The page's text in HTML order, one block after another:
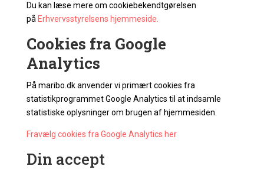
Du kan læse mere om cookiebekendtgørelsen
på Erhvervsstyrelsens hjemmeside.
Cookies fra Google
Analytics
På maribo.dk anvender vi primært cookies fra
statistikprogrammet Google Analytics til at indsamle
statistiske oplysninger om brugen af hjemmesiden.
Fravælg cookies fra Google Analytics her
Din accept